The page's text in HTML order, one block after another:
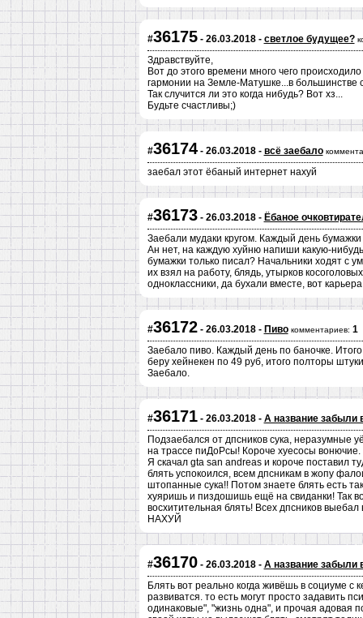
#36175- 26.03.2018 - светлое будущее?
Здравствуйте,
Вот до этого времени много чего
гармонии на Земле-Матушке...в большинстве
Так случится ли это когда нибудь? Вот хз...
Будьте счастливы;)
#36174- 26.03.2018 - всё заебало
заебал этот ёбаный интернет нахуй
#36173- 26.03.2018 - Ёбаное
Заебали мудаки кругом. Каждый день
Ан нет, на каждую хуйню напиши какую-
бумажки только писал? Начальники ходят с
их взял на работу, блядь, утырков
одноклассники, да бухали вместе, вот
#36172- 26.03.2018 - Пиво комментариев: 1
Заебало пиво. Каждый день по баночке.
беру хейнекен по 49 руб, итого полторы
Заебало.
#36171- 26.03.2018 - А название забыли
Подзаебался от дпсников сука, неразумные
на трассе пиДоРсы! Короче хуесосы вонючие.
Я скачал gta san andreas и короче поставил
блять успокоился, всем дпсникам в жопу
штопанные сука!! Потом знаете блять есть
хуяришь и пиздошишь ещё на свиданки! Так
восхитительная блять! Всех дпсников
НАХУЙ
#36170- 26.03.2018 - А название забыли
Блять вот реально когда живёшь в социуме
развиватся. то есть могут просто задавить
одинаковые", "жизнь одна", и прочая адовая